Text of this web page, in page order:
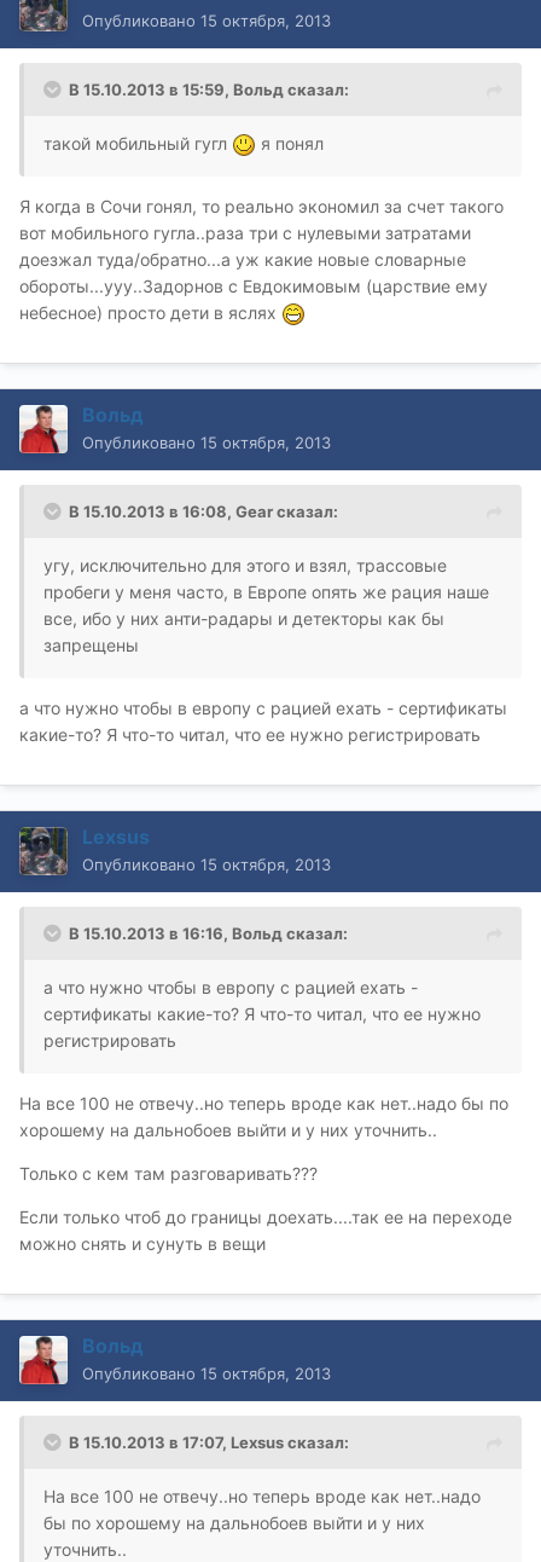
Опубликовано 15 октября, 2013
В 15.10.2013 в 15:59, Вольд сказал:
такой мобильный гугл я понял
Я когда в Сочи гонял, то реально экономил за счет такого
вот мобильного гугла..раза три с нулевыми затратами
доезжал туда/обратно...а уж какие новые словарные
обороты...ууу..Задорнов с Евдокимовым (царствие ему
небесное) просто дети в яслях
Вольд
Опубликовано 15 октября, 2013
В 15.10.2013 в 16:08, Gear сказал:
угу, исключительно для этого и взял, трассовые
пробеги у меня часто, в Европе опять же рация наше
все, ибо у них анти-радары и детекторы как бы
запрещены
а что нужно чтобы в европу с рацией ехать - сертификаты
какие-то? Я что-то читал, что ее нужно регистрировать
Lexsus
Опубликовано 15 октября, 2013
В 15.10.2013 в 16:16, Вольд сказал:
а что нужно чтобы в европу с рацией ехать -
сертификаты какие-то? Я что-то читал, что ее нужно
регистрировать
На все 100 не отвечу..но теперь вроде как нет..надо бы по
хорошему на дальнобоев выйти и у них уточнить..
Только с кем там разговаривать???
Если только чтоб до границы доехать....так ее на переходе
можно снять и сунуть в вещи
Вольд
Опубликовано 15 октября, 2013
В 15.10.2013 в 17:07, Lexsus сказал:
На все 100 не отвечу..но теперь вроде как нет..надо
бы по хорошему на дальнобоев выйти и у них
уточнить..